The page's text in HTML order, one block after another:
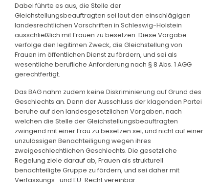
Dabei führte es aus, die Stelle der
Gleichstellungsbeauftragten sei laut den einschlägigen
landesrechtlichen Vorschriften in Schleswig-Holstein
ausschließlich mit Frauen zu besetzen. Diese Vorgabe
verfolge den legitimen Zweck, die Gleichstellung von
Frauen im öffentlichen Dienst zu fördern, und sei als
wesentliche berufliche Anforderung nach § 8 Abs. 1 AGG
gerechtfertigt.
Das BAG nahm zudem keine Diskriminierung auf Grund des
Geschlechts an. Denn der Ausschluss der klagenden Partei
beruhe auf den landesgesetzlichen Vorgaben, nach
welchen die Stelle der Gleichstellungsbeauftragten
zwingend mit einer Frau zu besetzen sei, und nicht auf einer
unzulässigen Benachteiligung wegen ihres
zweigeschlechtlichen Geschlechts. Die gesetzliche
Regelung ziele darauf ab, Frauen als strukturell
benachteiligte Gruppe zu fördern, und sei daher mit
Verfassungs- und EU-Recht vereinbar.